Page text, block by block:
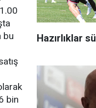
bu
bin
Hazırlıklar